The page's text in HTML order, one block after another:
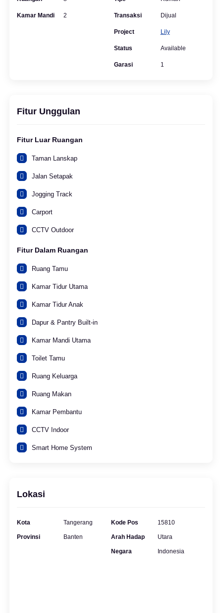
Kamar Mandi 2 Transaksi Dijual
Project Lily
Status Available
Garasi 1
Fitur Unggulan
Fitur Luar Ruangan
Taman Lanskap
Jalan Setapak
Jogging Track
Carport
CCTV Outdoor
Fitur Dalam Ruangan
Ruang Tamu
Kamar Tidur Utama
Kamar Tidur Anak
Dapur & Pantry Built-in
Kamar Mandi Utama
Toilet Tamu
Ruang Keluarga
Ruang Makan
Kamar Pembantu
CCTV Indoor
Smart Home System
Lokasi
Kota Tangerang
Provinsi Banten
Kode Pos 15810
Arah Hadap Utara
Negara Indonesia